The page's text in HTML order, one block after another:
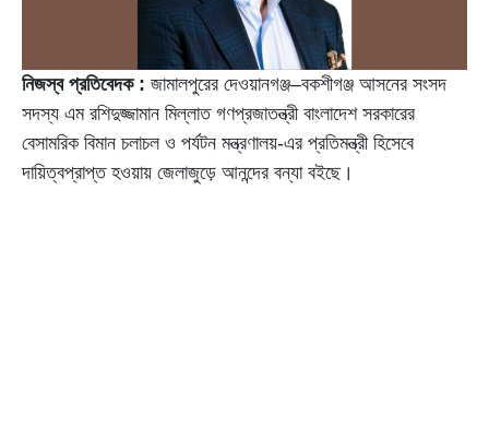
নিজস্ব প্রতিবেদক : জামালপুরের দেওয়ানগঞ্জ–বকশীগঞ্জ আসনের সংসদ
সদস্য এম রশিদুজ্জামান মিল্লাত গণপ্রজাতন্ত্রী বাংলাদেশ সরকারের
বেসামরিক বিমান চলাচল ও পর্যটন মন্ত্রণালয়-এর প্রতিমন্ত্রী হিসেবে
দায়িত্বপ্রাপ্ত হওয়ায় জেলাজুড়ে আনন্দের বন্যা বইছে।